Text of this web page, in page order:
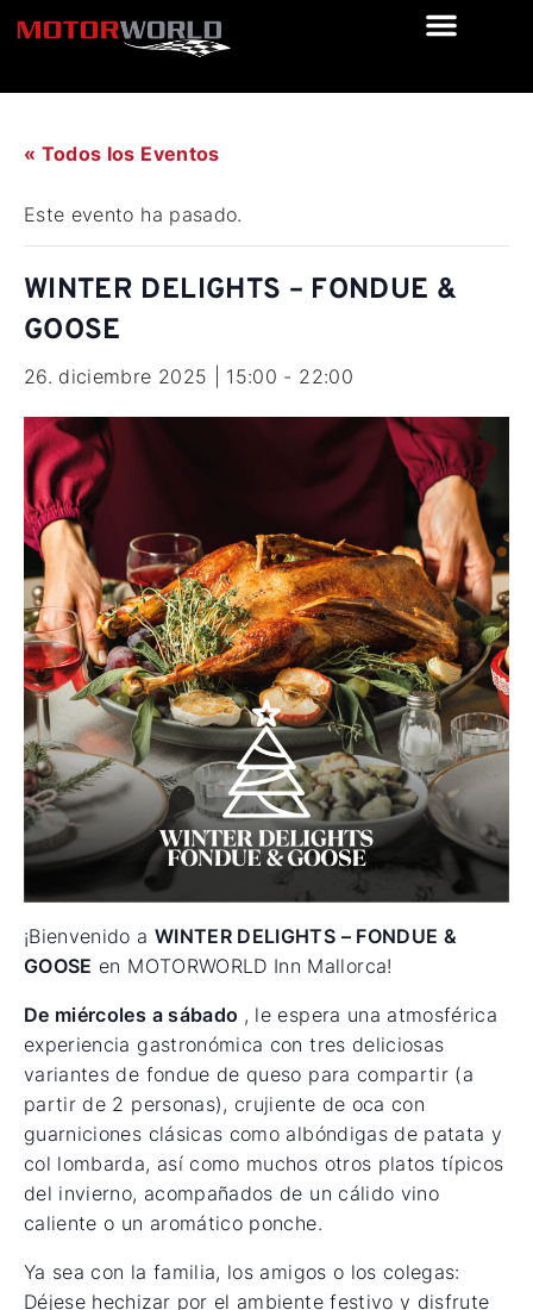
« Todos los Eventos
Este evento ha pasado.
WINTER DELIGHTS – FONDUE &
GOOSE
26. diciembre 2025 | 15:00 - 22:00
¡Bienvenido a WINTER DELIGHTS – FONDUE &
GOOSE en MOTORWORLD Inn Mallorca!
De miércoles a sábado , le espera una atmosférica
experiencia gastronómica con tres deliciosas
variantes de fondue de queso para compartir (a
partir de 2 personas), crujiente de oca con
guarniciones clásicas como albóndigas de patata y
col lombarda, así como muchos otros platos típicos
del invierno, acompañados de un cálido vino
caliente o un aromático ponche.
Ya sea con la familia, los amigos o los colegas:
Déjese hechizar por el ambiente festivo y disfrute